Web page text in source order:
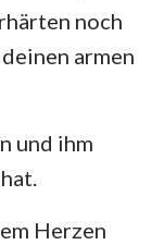
noch
armen
und ihm
Herzen